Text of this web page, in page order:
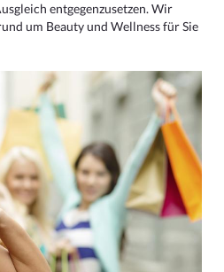
entgegenzusetzen. Wir
um Beauty und Wellness für Sie